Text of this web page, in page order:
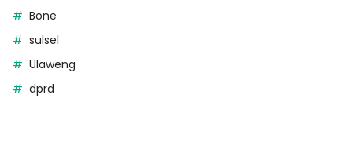
Bone
sulsel
Ulaweng
dprd